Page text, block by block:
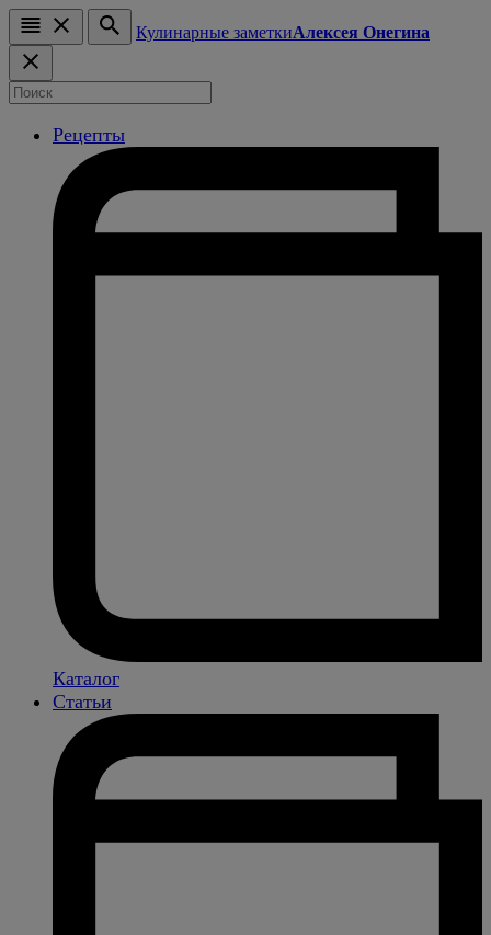
Кулинарные заметкиАлексея Онегина
Рецепты
Каталог
Статьи